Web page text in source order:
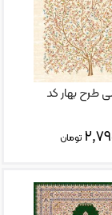
طرح بهار کد
تومان